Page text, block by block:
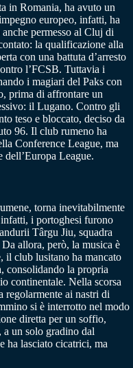
in Romania, ha avuto un
europeo, infatti, ha
permesso al Cluj di
la qualificazione alla
con una battuta d’arresto
l’FCSB. Tuttavia i
i magiari del Paks con
prima di affrontare un
il Lugano. Contro gli
teso e bloccato, deciso da
96. Il club rumeno ha
Conference League, ma
dell’Europa League.
torna inevitabilmente
i portoghesi furono
Târgu Jiu, squadra
allora, però, la musica è
il club lusitano ha mancato
consolidando la propria
continentale. Nella scorsa
regolarmente ai nastri di
si è interrotto nel modo
diretta per un soffio,
a un solo gradino dal
ha lasciato cicatrici, ma